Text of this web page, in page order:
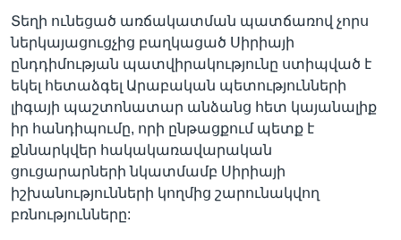
Տեղի ունեցած առճակատման պատճառով չորս
ներկայացուցչից բաղկացած Սիրիայի
ընդդիմության պատվիրակությունը ստիպված է
եկել հետաձգել Արաբական պետությունների
լիգայի պաշտոնատար անձանց հետ կայանալիք
իր հանդիպումը, որի ընթացքում պետք է
քննարկվեր հակակառավարական
ցուցարարների նկատմամբ Սիրիայի
իշխանությունների կողմից շարունակվող
բռնությունները: